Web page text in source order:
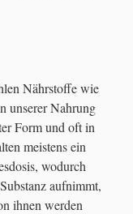
Ergebnisse
Nährstoffe wie
unserer Nahrung
Form und oft in
meistens ein
wodurch
aufnimmt,
ihnen werden